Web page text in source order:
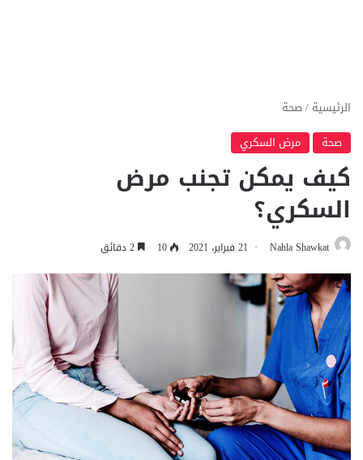
الرئيسية /صحة
صحة
مرض السكري
كيف يمكن تجنب مرض
السكري؟
Nahla Shawkat 21 فبراير، 2021 10